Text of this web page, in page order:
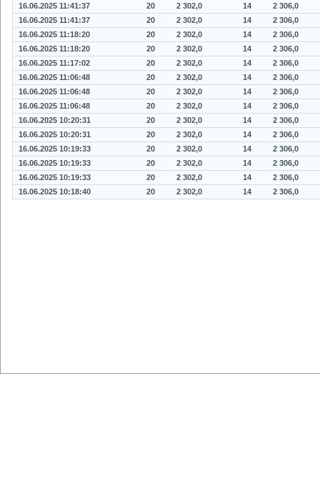
16.06.2025 11:41:37
20 2 302,0 14
2 306,0
16.06.2025 11:41:37
20 2 302,0 14
2 306,0
16.06.2025 11:18:20
20 2 302,0 14
2 306,0
16.06.2025 11:18:20
20 2 302,0 14
2 306,0
16.06.2025 11:17:02
20 2 302,0 14
2 306,0
16.06.2025 11:06:48
20 2 302,0 14
2 306,0
16.06.2025 11:06:48
20 2 302,0 14
2 306,0
16.06.2025 11:06:48
20 2 302,0 14
2 306,0
16.06.2025 10:20:31
20 2 302,0 14
2 306,0
16.06.2025 10:20:31
20 2 302,0 14
2 306,0
16.06.2025 10:19:33
20 2 302,0 14
2 306,0
16.06.2025 10:19:33
20 2 302,0 14
2 306,0
16.06.2025 10:19:33
20 2 302,0 14
2 306,0
16.06.2025 10:18:40
20 2 302,0 14 2 306,0